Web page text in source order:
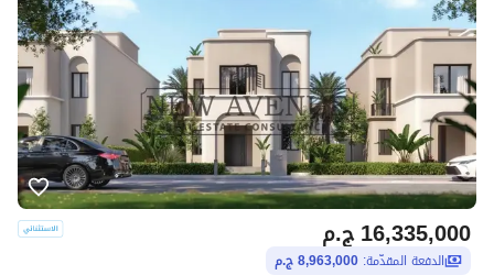
ج.م16,335,000
الدفعة المقدّمة: 8,963,000 ج.م